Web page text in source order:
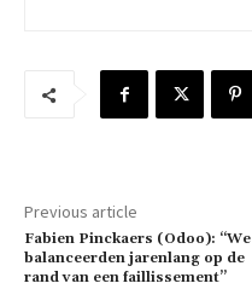
Previous article
Fabien Pinckaers (Odoo): “We
balanceerden jarenlang op de
rand van een faillissement”